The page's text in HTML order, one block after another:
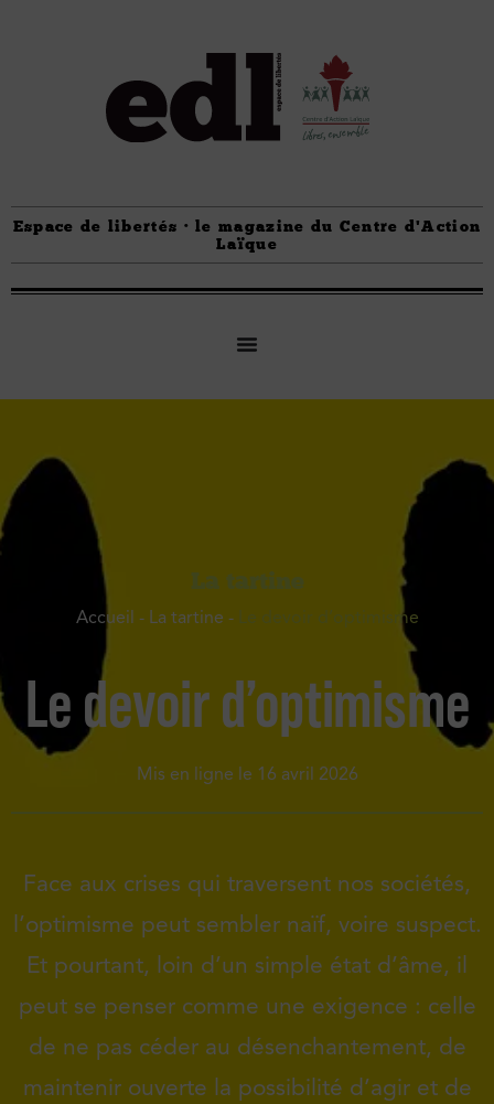
Espace de libertés · le magazine du Centre d'Action
Laïque
La tartine
Accueil - La tartine - Le devoir d’optimisme
Le devoir d’optimisme
Mis en ligne le 16 avril 2026
Face aux crises qui traversent nos sociétés,
l’optimisme peut sembler naïf, voire suspect.
Et pourtant, loin d’un simple état d’âme, il
peut se penser comme une exigence : celle
de ne pas céder au désenchantement, de
maintenir ouverte la possibilité d’agir et de